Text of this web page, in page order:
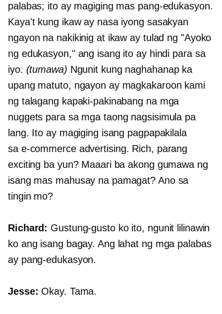
palabas; ito ay magiging mas pang-edukasyon.
Kaya't kung ikaw ay nasa iyong sasakyan
ngayon na nakikinig at ikaw ay tulad ng "Ayoko
ng edukasyon," ang isang ito ay hindi para sa
iyo. (tumawa) Ngunit kung naghahanap ka
upang matuto, ngayon ay magkakaroon kami
ng talagang kapaki-pakinabang na mga
nuggets para sa mga taong nagsisimula pa
lang. Ito ay magiging isang pagpapakilala
sa e-commerceadvertising. Rich, parang
exciting ba yun? Maaari ba akong gumawa ng
isang mas mahusay na pamagat? Ano sa
tingin mo?
Richard: Gustung-gusto ko ito, ngunit lilinawin
ko ang isang bagay. Ang lahat ng mga palabas
ay pang-edukasyon.
Jesse: Okay. Tama.